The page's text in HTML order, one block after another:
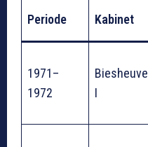
Periode Kabinet
1971–
1972
Biesheuvel
I